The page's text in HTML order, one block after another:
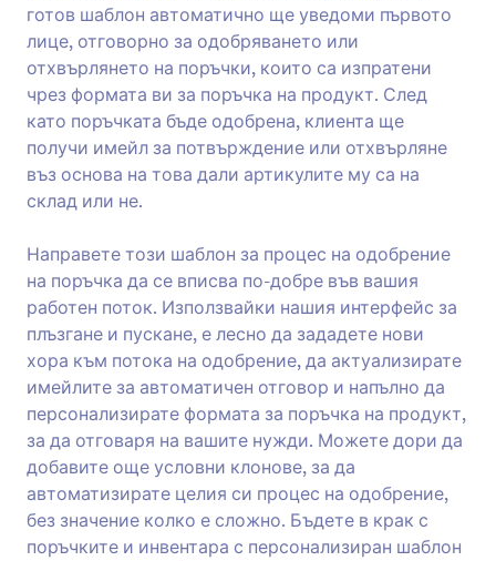
готов шаблон автоматично ще уведоми първото
лице, отговорно за одобряването или
отхвърлянето на поръчки, които са изпратени
чрез формата ви за поръчка на продукт. След
като поръчката бъде одобрена, клиента ще
получи имейл за потвърждение или отхвърляне
въз основа на това дали артикулите му са на
склад или не.
Направете този шаблон за процес на одобрение
на поръчка да се вписва по-добре във вашия
работен поток. Използвайки нашия интерфейс за
плъзгане и пускане, е лесно да зададете нови
хора към потока на одобрение, да актуализирате
имейлите за автоматичен отговор и напълно да
персонализирате формата за поръчка на продукт,
за да отговаря на вашите нужди. Можете дори да
добавите още условни клонове, за да
автоматизирате целия си процес на одобрение,
без значение колко е сложно. Бъдете в крак с
поръчките и инвентара с персонализиран шаблон